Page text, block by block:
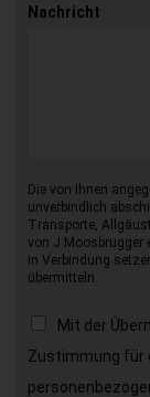
Nachricht
Die von Ihnen
unverbindlich
Transporte,
von J.Moosbrugger
in Verbindung
übermitteln.
Mit der
Zustimmung für